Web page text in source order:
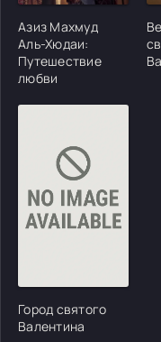
Азиз Махмуд
Аль-Хюдаи:
Путешествие
любви
Город святого
Валентина